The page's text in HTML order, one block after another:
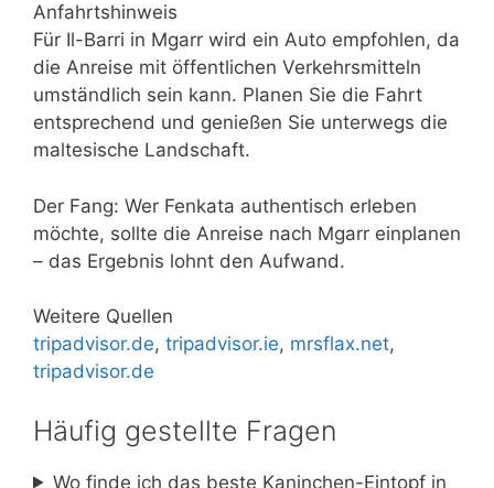
Anfahrtshinweis
Für Il-Barri in Mgarr wird ein Auto empfohlen, da
die Anreise mit öffentlichen Verkehrsmitteln
umständlich sein kann. Planen Sie die Fahrt
entsprechend und genießen Sie unterwegs die
maltesische Landschaft.
Der Fang: Wer Fenkata authentisch erleben
möchte, sollte die Anreise nach Mgarr einplanen
– das Ergebnis lohnt den Aufwand.
Weitere Quellen
tripadvisor.de, tripadvisor.ie, mrsflax.net,
tripadvisor.de
Häufig gestellte Fragen
Wo finde ich das beste Kaninchen-Eintopf in